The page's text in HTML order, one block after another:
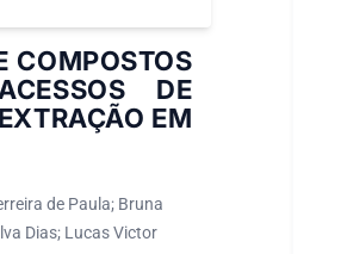
COMPOSTOS
DE
EM
de Paula; Bruna
Dias; Lucas Victor